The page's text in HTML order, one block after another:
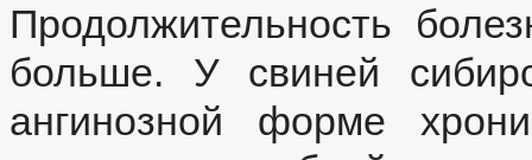
Продолжительность
больше. У свиней
ангинозной форме